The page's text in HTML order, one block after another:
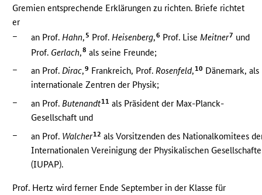
Gremien entsprechende Erklärungen zu richten. Briefe richtet
er
–
an Prof. Hahn, 5 Prof. Heisenberg,6 Prof. Lise Meitner7 und
Prof. Gerlach,8 als seine Freunde;
–
an Prof.Dirac,9 Frankreich, Prof.Rosenfeld,10 Dänemark, als
internationale Zentren der Physik;
–
an Prof.Butenandt11 als Präsident der Max-Planck-
Gesellschaft und
–
an Prof. Walcher12 als Vorsitzenden des Nationalkomitees
Internationalen Vereinigung der Physikalischen
(IUPAP).
Prof. Hertz wird ferner Ende September in der Klasse für